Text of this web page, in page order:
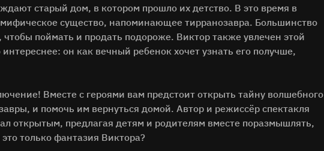
старый дом, в котором прошло их детство. В это время в
мифическое существо, напоминающее тирранозавра. Большинство
поймать и продать подороже. Виктор также увлечен этой
он как вечный ребенок хочет узнать его получше,
Вместе с героями вам предстоит открыть тайну волшебного
и помочь им вернуться домой. Автор и режиссёр спектакля
открытым, предлагая детям и родителям вместе поразмышлять,
только фантазия Виктора?